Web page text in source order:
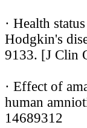
· Health
Hodgkin's
9133. [J Clin
· Effect of
human
14689312